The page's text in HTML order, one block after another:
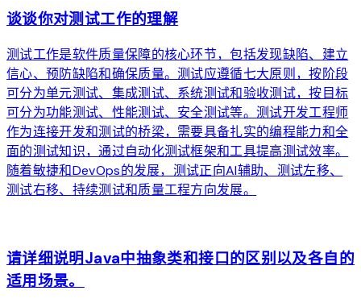
谈谈你对测试工作的理解
测试工作是软件质量保障的核心环节，包括发现缺陷、建立
信心、预防缺陷和确保质量。测试应遵循七大原则，按阶段
可分为单元测试、集成测试、系统测试和验收测试，按目标
可分为功能测试、性能测试、安全测试等。测试开发工程师
作为连接开发和测试的桥梁，需要具备扎实的编程能力和全
面的测试知识，通过自动化测试框架和工具提高测试效率。
随着敏捷和DevOps的发展，测试正向AI辅助、测试左移、
测试右移、持续测试和质量工程方向发展。
请详细说明Java中抽象类和接口的区别以及各自的
适用场景。